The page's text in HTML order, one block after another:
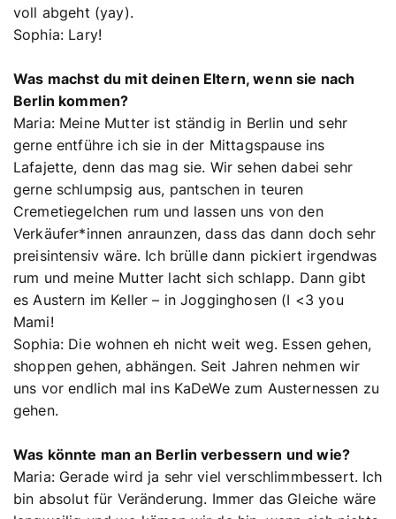
voll abgeht (yay).
Sophia: Lary!
Was machst du mit deinen Eltern, wenn sie nach
Berlin kommen?
Maria: Meine Mutter ist ständig in Berlin und sehr
gerne entführe ich sie in der Mittagspause ins
Lafajette, denn das mag sie. Wir sehen dabei sehr
gerne schlumpsig aus, pantschen in teuren
Cremetiegelchen rum und lassen uns von den
Verkäufer*innen anraunzen, dass das dann doch sehr
preisintensiv wäre. Ich brülle dann pickiert irgendwas
rum und meine Mutter lacht sich schlapp. Dann gibt
es Austern im Keller – in Jogginghosen (I <3 you
Mami!
Sophia: Die wohnen eh nicht weit weg. Essen gehen,
shoppen gehen, abhängen. Seit Jahren nehmen wir
uns vor endlich mal ins KaDeWe zum Austernessen zu
gehen.
Was könnte man an Berlin verbessern und wie?
Maria: Gerade wird ja sehr viel verschlimmbessert. Ich
bin absolut für Veränderung. Immer das Gleiche wäre